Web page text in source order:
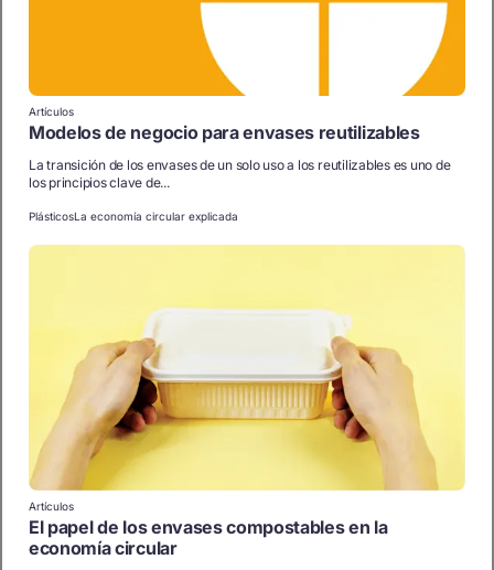
Artículos
Modelos de negocio para envases reutilizables
La transición de los envases de un solo uso a los reutilizables es uno de
los principios clave de...
PlásticosLa economía circular explicada
Artículos
El papel de los envases compostables en la
economía circular